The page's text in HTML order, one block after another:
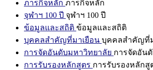
ภารกิจหลัก ภารกิจหลัก
จุฬาฯ 100 ปี จุฬาฯ 100 ปี
ข้อมูลและสถิติ ข้อมูลและสถิติ
บุคคลสำคัญที่มาเยือน บุคคลสำคัญที่
การจัดอันดับมหาวิทยาลัย การจัดอัน
การรับรองหลักสูตร การรับรองหลักสู